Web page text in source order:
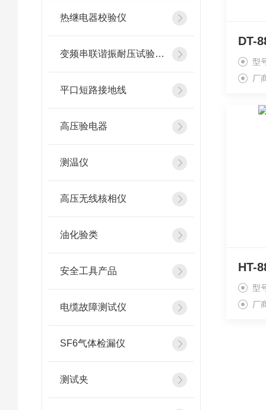
热继电器校验仪
变频串联谐振耐压试验装置
平口短路接地线
高压验电器
测温仪
高压无线核相仪
油化验类
安全工具产品
电缆故障测试仪
SF6气体检漏仪
测试夹
型
厂
HT-
型
厂